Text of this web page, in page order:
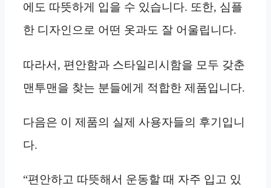
에도 따뜻하게 입을 수 있습니다. 또한, 심플
한 디자인으로 어떤 옷과도 잘 어울립니다.
따라서, 편안함과 스타일리시함을 모두 갖춘
맨투맨을 찾는 분들에게 적합한 제품입니다.
다음은 이 제품의 실제 사용자들의 후기입니
다.
“편안하고 따뜻해서 운동할 때 자주 입고 있